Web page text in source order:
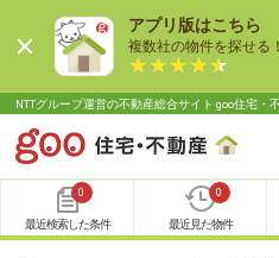
アプリ版はこちら
複数社の物件を探せる！
NTTグループ運営の不動産総合サイト goo住宅・
0
最近検索した条件
0
最近見た物件